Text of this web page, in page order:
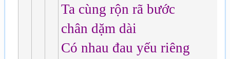
Ta cùng rộn rã bước
chân dặm dài
Có nhau đau yếu riêng